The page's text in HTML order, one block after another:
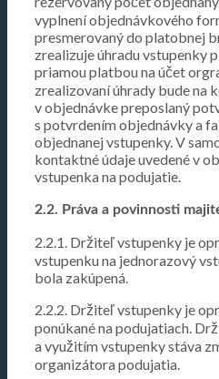
vyplnení objednávkového
presmerovaný do platobnej
zrealizuje úhradu vstupenky
priamou platbou na účet
zrealizovaní úhrady bude na
v objednávke preposlaný
s potvrdením objednávky a
objednanej vstupenky. V
kontaktné údaje uvedené v
vstupenka na podujatie.
2.2. Práva a povinnosti
2.2.1. Držiteľ vstupenky je
vstupenku na jednorazový
bola zakúpená.
2.2.2. Držiteľ vstupenky je
ponúkané na podujatiach.
a využitím vstupenky stáva
organizátora podujatia.